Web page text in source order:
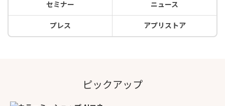
セミナー ニュース
プレス アプリストア
ピックアップ